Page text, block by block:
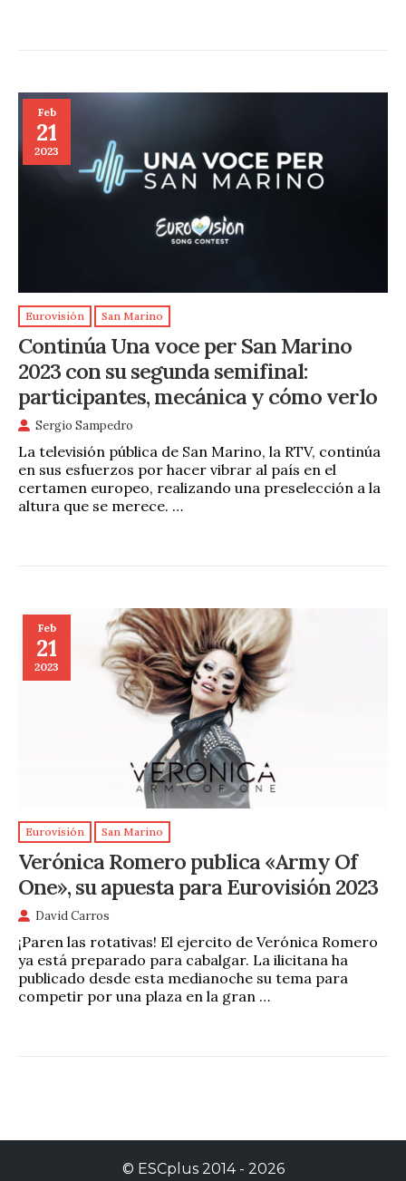
Feb
21
2023
Eurovisión San Marino
Continúa Una voce per San Marino
2023 con su segunda semifinal:
participantes, mecánica y cómo verlo
Sergio Sampedro
La televisión pública de San Marino, la RTV, continúa
en sus esfuerzos por hacer vibrar al país en el
certamen europeo, realizando una preselección a la
altura que se merece. …
Feb
21
2023
Eurovisión San Marino
Verónica Romero publica «Army Of
One», su apuesta para Eurovisión 2023
David Carros
¡Paren las rotativas! El ejercito de Verónica Romero
ya está preparado para cabalgar. La ilicitana ha
publicado desde esta medianoche su tema para
competir por una plaza en la gran …
© ESCplus2014 - 2026